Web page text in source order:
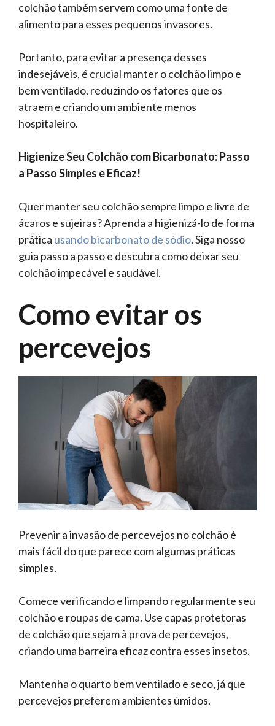
colchão também servem como uma fonte de
alimento para esses pequenos invasores.
Portanto, para evitar a presença desses
indesejáveis, é crucial manter o colchão limpo e
bem ventilado, reduzindo os fatores que os
atraem e criando um ambiente menos
hospitaleiro.
Higienize Seu Colchão com Bicarbonato: Passo
a Passo Simples e Eficaz!
Quer manter seu colchão sempre limpo e livre de
ácaros e sujeiras? Aprenda a higienizá-lo de forma
prática usando bicarbonato de sódio. Siga nosso
guia passo a passo e descubra como deixar seu
colchão impecável e saudável.
Como evitar os
percevejos
Prevenir a invasão de percevejos no colchão é
mais fácil do que parece com algumas práticas
simples.
Comece verificando e limpando regularmente seu
colchão e roupas de cama. Use capas protetoras
de colchão que sejam à prova de percevejos,
criando uma barreira eficaz contra esses insetos.
Mantenha o quarto bem ventilado e seco, já que
percevejos preferem ambientes úmidos.